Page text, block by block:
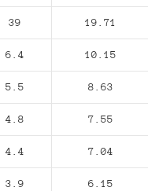
39 19.71
6.4 10.15
5.5 8.63
4.8 7.55
4.4 7.04
3.9 6.15